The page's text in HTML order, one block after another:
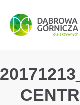
PRZEJDŹ DO
PRZEJDŹ DO
PRZEJDŹ DO